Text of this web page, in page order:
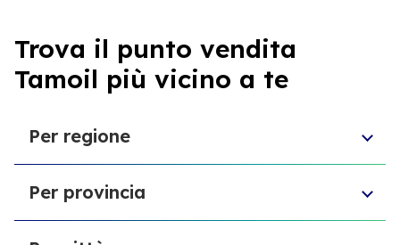
Trova il punto vendita
Tamoil più vicino a te
Per regione
Veneto
Abruzzo
Liguria
Per provincia